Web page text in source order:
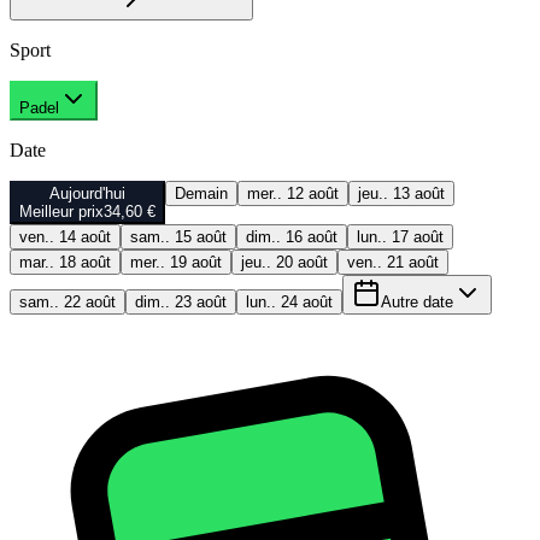
Sport
Padel
Date
Aujourd'hui
Meilleur prix34,60 €
Demain mer.. 12 août jeu.. 13 août
ven.. 14 août sam.. 15 août dim.. 16 août
lun.. 17 août
mar.. 18 août
mer.. 19 août jeu.. 20 août ven.. 21 août
sam.. 22 août dim.. 23 août lun.. 24 août Autre date